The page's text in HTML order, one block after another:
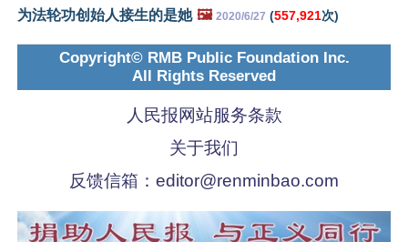
为法轮功创始人接生的是她 🖼️ 2020/6/27 (557,921次)
Copyright© RMB Public Foundation Inc.
All Rights Reserved
人民报网站服务条款
关于我们
反馈信箱： editor@renminbao.com